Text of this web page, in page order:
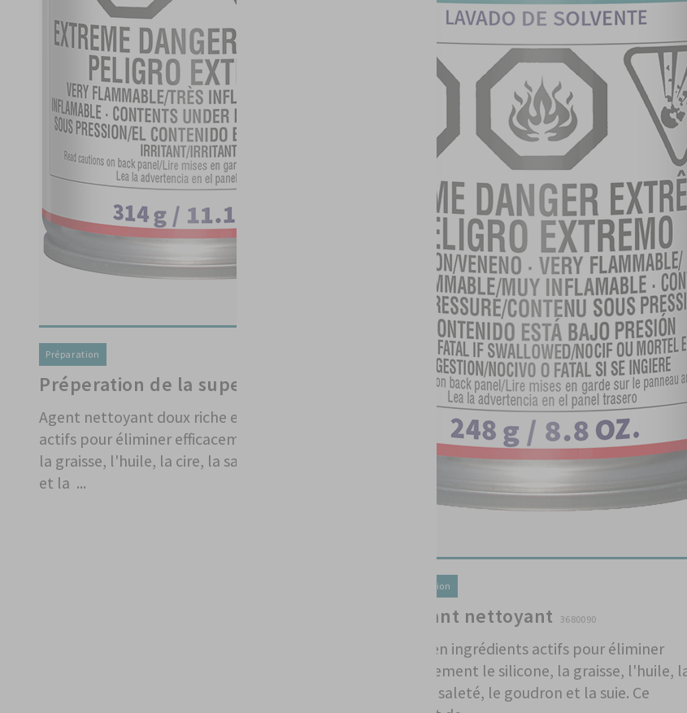
Préparation
Préperation de la superficie
Agent nettoyant doux riche en ingrédients
actifs pour éliminer efficacement le silicone,
la graisse, l'huile, la cire, la saleté, le goudron
et la ...
Préparation
Solvant nettoyant 3680090
Riche en ingrédients actifs pour éliminer
efficacement le silicone, la graisse, l'huile,
cire, la saleté, le goudron et la suie. Ce